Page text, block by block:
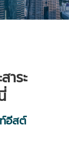
าระ
อีสต์